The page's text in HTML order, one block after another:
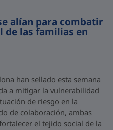
alían para combatir
de las familias en
han sellado esta semana
a mitigar la vulnerabilidad
de riesgo en la
de colaboración, ambas
el tejido social de la